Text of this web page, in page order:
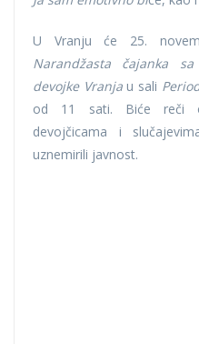
U Vranju će 25.
Narandžasta čajanka
devojke Vranjau sali
od 11 sati. Biće reči
devojčicama i
uznemirili javnost.